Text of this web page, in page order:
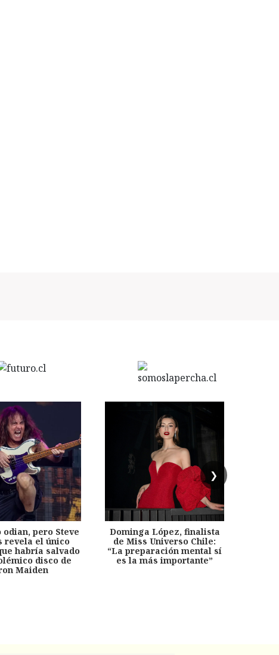
❯
odian, pero Steve
revela el único
habría salvado
disco de
Maiden
Dominga López, finalista
de Miss Universo Chile:
“La preparación mental sí
es la más importante”